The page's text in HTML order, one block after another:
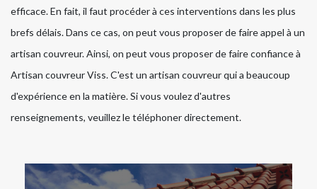
efficace. En fait, il faut procéder à ces interventions dans les plus
brefs délais. Dans ce cas, on peut vous proposer de faire appel à un
artisan couvreur. Ainsi, on peut vous proposer de faire confiance à
Artisan couvreur Viss. C'est un artisan couvreur qui a beaucoup
d'expérience en la matière. Si vous voulez d'autres
renseignements, veuillez le téléphoner directement.